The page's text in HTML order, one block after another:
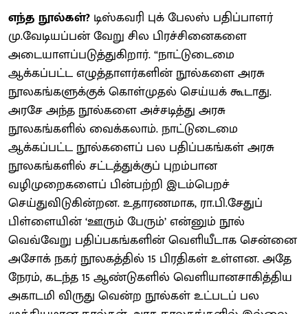
எந்த நூல்கள்? டிஸ்கவரி புக் பேலஸ் பதிப்பாளர்
மு.வேடியப்பன் வேறு சில பிரச்சினைகளை
அடையாளப்படுத்துகிறார். “நாட்டுடைமை
ஆக்கப்பட்ட எழுத்தாளர்களின் நூல்களை அரசு
நூலகங்களுக்குக் கொள்முதல் செய்யக் கூடாது.
அரசே அந்த நூல்களை அச்சடித்து அரசு
நூலகங்களில் வைக்கலாம். நாட்டுடைமை
ஆக்கப்பட்ட நூல்களைப் பல பதிப்பகங்கள் அரசு
நூலகங்களில் சட்டத்துக்குப் புறம்பான
வழிமுறைகளைப் பின்பற்றி இடம்பெறச்
செய்துவிடுகின்றன. உதாரணமாக, ரா.பி.சேதுப்
பிள்ளையின் ‘ஊரும் பேரும்’ என்னும் நூல்
வெவ்வேறு பதிப்பகங்களின் வெளியீடாக சென்னை
அசோக் நகர் நூலகத்தில் 15 பிரதிகள் உள்ளன. அதே
நேரம், கடந்த 15 ஆண்டுகளில் வெளியானசாகித்திய
அகாடமி விருது வென்ற நூல்கள் உட்படப் பல